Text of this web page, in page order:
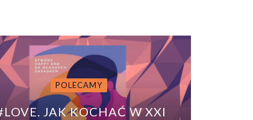
POLECAMY
JAK KOCHAĆ W XXI